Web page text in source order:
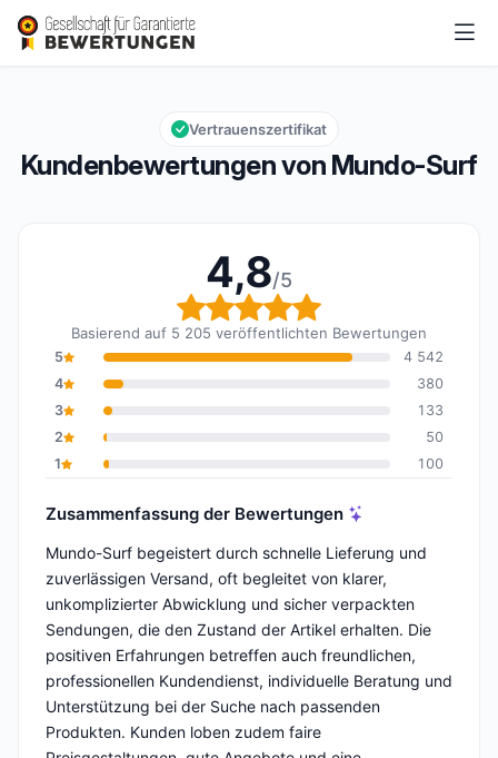
Mundo-Surf
Gesamtbewertung: 4,8 von 5
4,8/5
Kundenbewertungen von Mundo-Surf
Vertrauenszertifikat
4,8/5
Gesamtbewertung: 4,8
Basierend auf 5 205 veröffentlichten Bewertungen
5
4 542
4
380
3
133
2
50
1
100
Zusammenfassung der Bewertungen
Mundo-Surf begeistert durch schnelle Lieferung und
zuverlässigen Versand, oft begleitet von klarer,
unkomplizierter Abwicklung und sicher verpackten
Sendungen, die den Zustand der Artikel erhalten. Die
positiven Erfahrungen betreffen auch freundlichen,
professionellen Kundendienst, individuelle Beratung und
Unterstützung bei der Suche nach passenden
Produkten. Kunden loben zudem faire